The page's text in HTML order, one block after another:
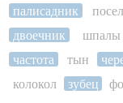
палисадник
двоечник
шпалы
частота
тын
колокол
зубец